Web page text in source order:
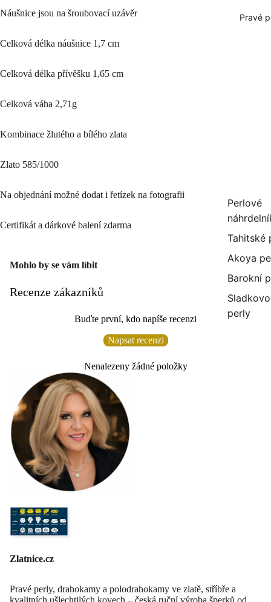
Pravé
Perlové
Tahitské
Akoya
Barokní
perly
Náušnice jsou na šroubovací uzávěr
Celková délka náušnice 1,7 cm
Celková délka přívěšku 1,65 cm
Celková váha 2,71g
Kombinace žlutého a bílého zlata
Zlato 585/1000
Na objednání možné dodat i řetízek na fotografii
Certifikát a dárkové balení zdarma
Mohlo by se vám líbit
Recenze zákazníků
Buďte první, kdo napíše recenzi
Napsat recenzi
Nenalezeny žádné položky
Zlatnice.cz
Pravé perly, drahokamy a polodrahokamy ve zlatě, stříbře a